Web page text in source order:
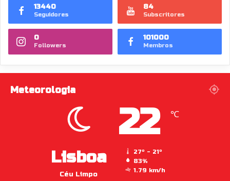
13440
Seguidores
84
Subscritores
0
Followers
101000
Membros
Meteorologia
Lisboa
Céu Limpo
22 ℃
27º - 21º
83%
1.79 km/h